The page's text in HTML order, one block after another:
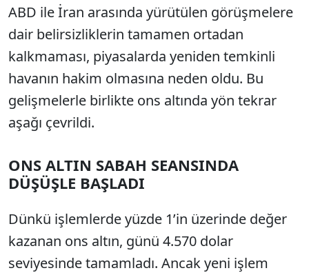
ABD ile İran arasında yürütülen görüşmelere
dair belirsizliklerin tamamen ortadan
kalkmaması, piyasalarda yeniden temkinli
havanın hakim olmasına neden oldu. Bu
gelişmelerle birlikte ons altında yön tekrar
aşağı çevrildi.
ONS ALTIN SABAH SEANSINDA
DÜŞÜŞLE BAŞLADI
Dünkü işlemlerde yüzde 1’in üzerinde değer
kazanan ons altın, günü 4.570 dolar
seviyesinde tamamladı. Ancak yeni işlem